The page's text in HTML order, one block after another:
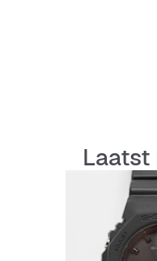
Laatst